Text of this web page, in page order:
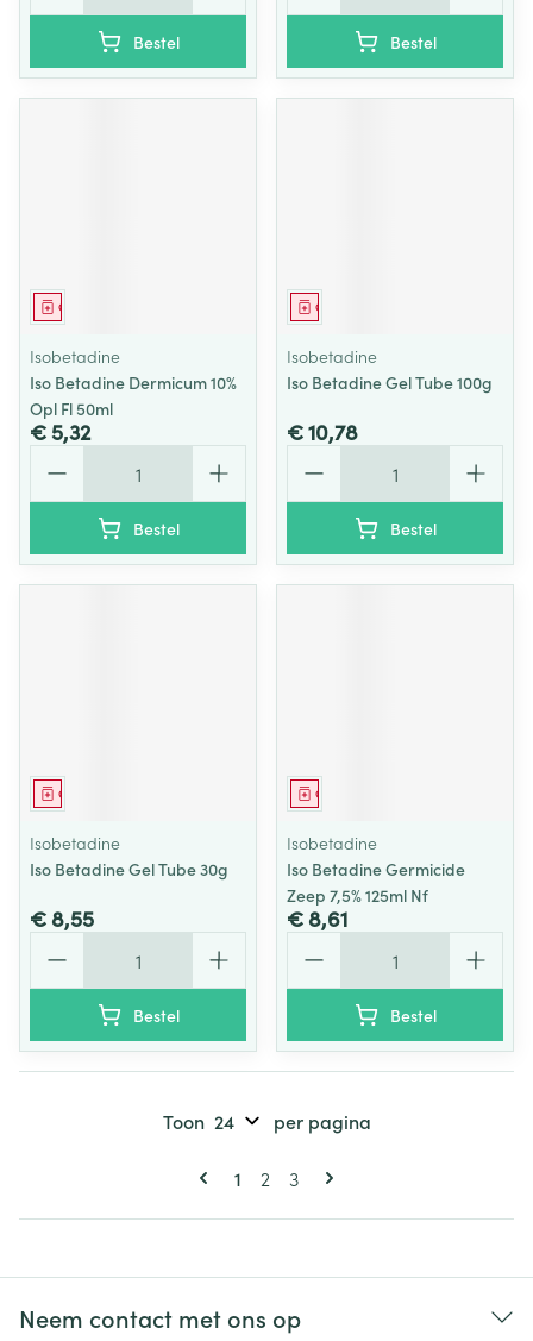
Bestel Bestel
Geneesmiddel
Isobetadine
Iso Betadine Dermicum 10%
Opl Fl 50ml
€ 5,32
Bestel
Geneesmiddel
Isobetadine
Iso Betadine Gel Tube 100g
€ 10,78
Bestel
Geneesmiddel
Isobetadine
Iso Betadine Gel Tube 30g
€ 8,55
Bestel
Geneesmiddel
Isobetadine
Iso Betadine Germicide
Zeep 7,5% 125ml Nf
€ 8,61
Bestel
Pagina's
U lees momenteel pagina
1 Pagina
2 Pagina
3
Toon per pagina
Neem contact met ons op